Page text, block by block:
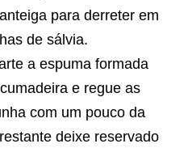
para derreter em
de sálvia.
a espuma formada
e regue as
com um pouco da
deixe reservado